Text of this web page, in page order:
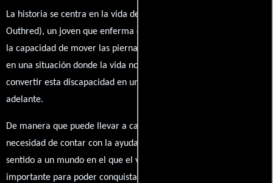
La historia se centra en la vida de Alan Marshall (Alexander
Outhred), un joven que enferma de polio y por tal motivo perdió
la capacidad de mover las piernas. Ahora el joven se encuentra
en una situación donde la vida no es fácil, sin embargo, logra
convertir esta discapacidad en un motivo más para salir
adelante.
De manera que puede llevar a cabo la mayoría de las tareas, sin
necesidad de contar con la ayuda de otra persona. Intenta dar
sentido a un mundo en el que el valor físico de un hombre es
importante para poder conquistar a las mujeres.